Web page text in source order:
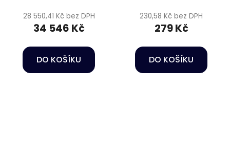
28 550,41 Kč bez DPH
34 546 Kč
DO KOŠÍKU
230,58 Kč bez DPH
279 Kč
DO KOŠÍKU